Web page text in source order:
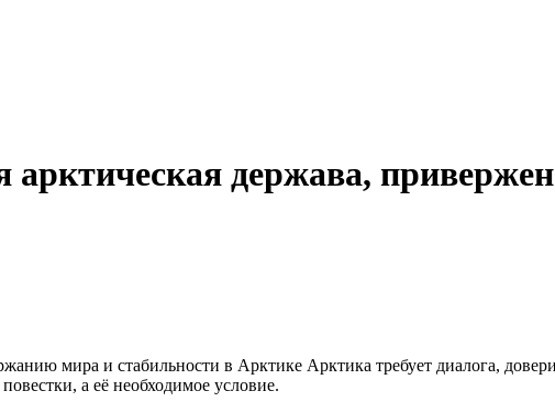
держава,
Арктика требует диалога,
а её необходимое условие.